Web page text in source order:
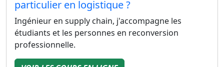
particulier en logistique ?
Ingénieur en supply chain, j'accompagne les
étudiants et les personnes en reconversion
professionnelle.